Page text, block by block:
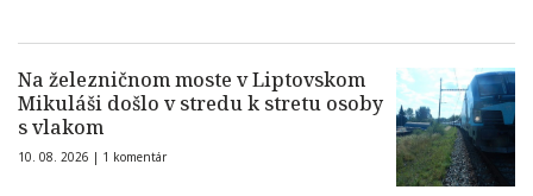
Na železničnom moste v Liptovskom
Mikuláši došlo v stredu k stretu osoby
s vlakom
10. 08. 2026 | 1 komentár